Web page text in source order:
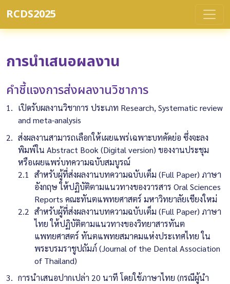
RCDS2025
การนำเสนอผลงาน
คำชี้แจงการส่งผลงานวิชาการ
เปิดรับผลงานวิชาการ ประเภท Research, Systematic review
and meta-analysis
ส่งผลงานสามารถเลือกให้เผยแพร่เฉพาะบทคัดย่อ ซึ่งจะลง
พิมพ์ใน Abstract Book (Digital version) ของงานประชุม
หรือเผยแพร่บทความฉบับสมบูรณ์
สำหรับผู้ที่ส่งผลงานบทความฉบับเต็ม (Full Paper) ภาษา
อังกฤษ ให้ปฏิบัติตามแนวทางของวารสาร Oral Sciences
Reports คณะทันตแพทยศาสตร์ มหาวิทยาลัยเชียงใหม่
สำหรับผู้ที่ส่งผลงานบทความฉบับเต็ม (Full Paper) ภาษา
ไทย ให้ปฏิบัติตามแนวทางของวิทยาสารทันต
แพทยศาสตร์ ทันตแพทยสมาคมแห่งประเทศไทย ใน
พระบรมราชูปถัมภ์ (Journal of the Dental Association
of Thailand)
การนำเสนอปากเปล่า 20 นาที โดยใช้ภาษาไทย (กรณีผู้นำ